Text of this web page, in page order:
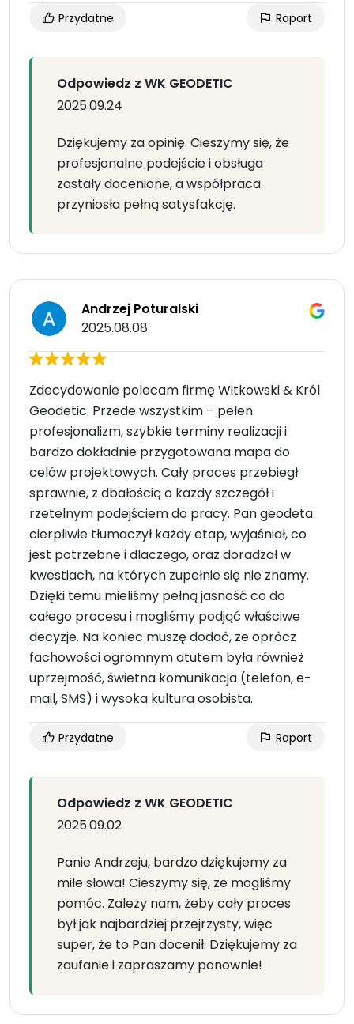
Przydatne Raport
Odpowiedz z WK GEODETIC
2025.09.24
Dziękujemy za opinię. Cieszymy się, że
profesjonalne podejście i obsługa
zostały docenione, a współpraca
przyniosła pełną satysfakcję.
Andrzej Poturalski
2025.08.08
Zdecydowanie polecam firmę Witkowski & Król
Geodetic. Przede wszystkim – pełen
profesjonalizm, szybkie terminy realizacji i
bardzo dokładnie przygotowana mapa do
celów projektowych. Cały proces przebiegł
sprawnie, z dbałością o każdy szczegół i
rzetelnym podejściem do pracy. Pan geodeta
cierpliwie tłumaczył każdy etap, wyjaśniał, co
jest potrzebne i dlaczego, oraz doradzał w
kwestiach, na których zupełnie się nie znamy.
Dzięki temu mieliśmy pełną jasność co do
całego procesu i mogliśmy podjąć właściwe
decyzje. Na koniec muszę dodać, że oprócz
fachowości ogromnym atutem była również
uprzejmość, świetna komunikacja (telefon, e-
mail, SMS) i wysoka kultura osobista.
Przydatne Raport
Odpowiedz z WK GEODETIC
2025.09.02
Panie Andrzeju, bardzo dziękujemy za
miłe słowa! Cieszymy się, że mogliśmy
pomóc. Zależy nam, żeby cały proces
był jak najbardziej przejrzysty, więc
super, że to Pan docenił. Dziękujemy za
zaufanie i zapraszamy ponownie!